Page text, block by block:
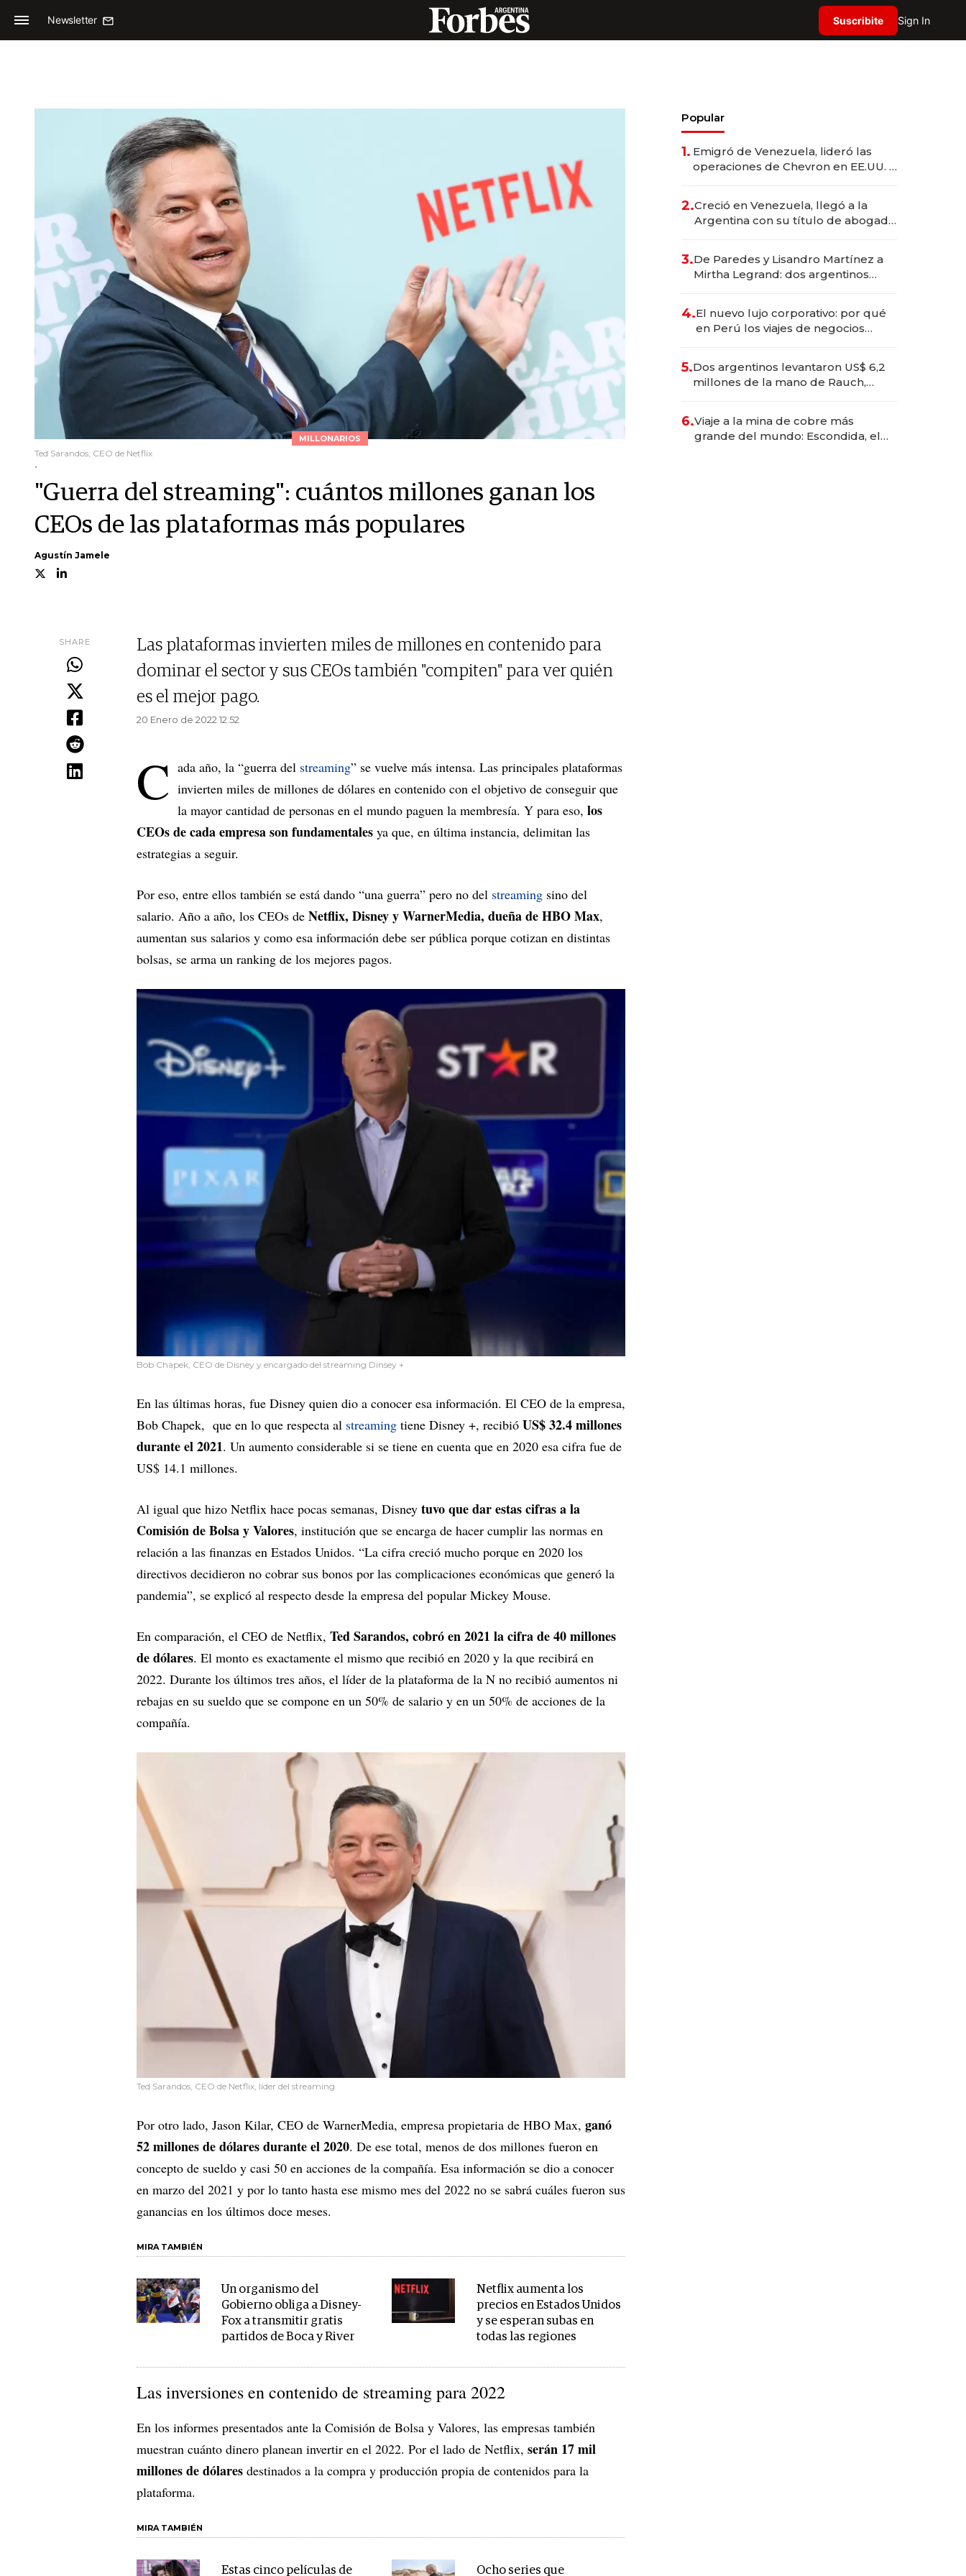
Newsletter Suscribite Sign In
MILLONARIOS
Ted Sarandos, CEO de Netflix
.
"Guerra del streaming": cuántos millones ganan los
CEOs de las plataformas más populares
Agustín Jamele
SHARE
Las plataformas invierten miles de millones en contenido para
dominar el sector y sus CEOs también "compiten" para ver quién
es el mejor pago.
20 Enero de 2022 12.52
C ada año, la “guerra del streaming” se vuelve más intensa. Las principales plataformas
invierten miles de millones de dólares en contenido con el objetivo de conseguir que
la mayor cantidad de personas en el mundo paguen la membresía. Y para eso, los
CEOs de cada empresa son fundamentales ya que, en última instancia, delimitan las
estrategias a seguir.
Por eso, entre ellos también se está dando “una guerra” pero no del streaming sino del
salario. Año a año, los CEOs de Netflix, Disney y WarnerMedia, dueña de HBO Max,
aumentan sus salarios y como esa información debe ser pública porque cotizan en distintas
bolsas, se arma un ranking de los mejores pagos.
Bob Chapek, CEO de Disney y encargado del streaming Dinsey +
En las últimas horas, fue Disney quien dio a conocer esa información. El CEO de la empresa,
Bob Chapek, que en lo que respecta al streaming tiene Disney +, recibió US$ 32.4 millones
durante el 2021. Un aumento considerable si se tiene en cuenta que en 2020 esa cifra fue de
US$ 14.1 millones.
Al igual que hizo Netflix hace pocas semanas, Disney tuvo que dar estas cifras a la
Comisión de Bolsa y Valores, institución que se encarga de hacer cumplir las normas en
relación a las finanzas en Estados Unidos. “La cifra creció mucho porque en 2020 los
directivos decidieron no cobrar sus bonos por las complicaciones económicas que generó la
pandemia”, se explicó al respecto desde la empresa del popular Mickey Mouse.
En comparación, el CEO de Netflix, Ted Sarandos, cobró en 2021 la cifra de 40 millones
de dólares. El monto es exactamente el mismo que recibió en 2020 y la que recibirá en
2022. Durante los últimos tres años, el líder de la plataforma de la N no recibió aumentos ni
rebajas en su sueldo que se compone en un 50% de salario y en un 50% de acciones de la
compañía.
Ted Sarandos, CEO de Netflix, líder del streaming
Por otro lado, Jason Kilar, CEO de WarnerMedia, empresa propietaria de HBO Max, ganó
52 millones de dólares durante el 2020. De ese total, menos de dos millones fueron en
concepto de sueldo y casi 50 en acciones de la compañía. Esa información se dio a conocer
en marzo del 2021 y por lo tanto hasta ese mismo mes del 2022 no se sabrá cuáles fueron sus
ganancias en los últimos doce meses.
MIRA TAMBIÉN
Un organismo del
Gobierno obliga a Disney-
Fox a transmitir gratis
partidos de Boca y River
Netflix aumenta los
precios en Estados Unidos
y se esperan subas en
todas las regiones
Las inversiones en contenido de streaming para 2022
En los informes presentados ante la Comisión de Bolsa y Valores, las empresas también
muestran cuánto dinero planean invertir en el 2022. Por el lado de Netflix, serán 17 mil
millones de dólares destinados a la compra y producción propia de contenidos para la
plataforma.
MIRA TAMBIÉN
Estas cinco películas de Ocho series que
Popular
1. Emigró de Venezuela, lideró las
operaciones de Chevron en EE.UU. y
2.Creció en Venezuela, llegó a la
Argentina con su título de abogado
marcas "fast premium"
3.De Paredes y Lisandro Martínez a
Mirtha Legrand: dos argentinos
4.El nuevo lujo corporativo: por qué
en Perú los viajes de negocios
transformadoras
5.Dos argentinos levantaron US$ 6,2
millones de la mano de Rauch,
6.Viaje a la mina de cobre más
grande del mundo: Escondida, el